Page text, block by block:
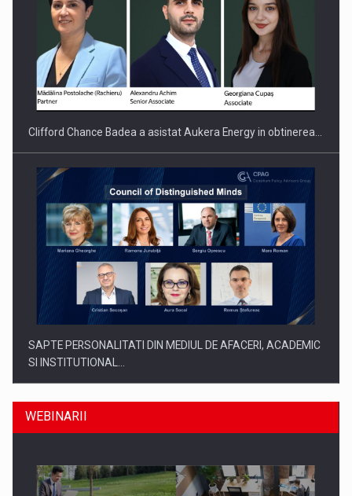
Clifford Chance Badea a asistat Aukera Energy in obtinerea…
SAPTE PERSONALITATI DIN MEDIUL DE AFACERI, ACADEMIC
SI INSTITUTIONAL…
WEBINARII